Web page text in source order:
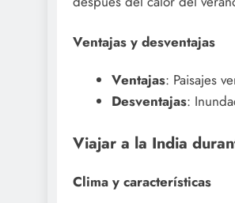
Ventajas y desventajas
Ventajas: Paisajes
Desventajas:
Viajar a la India
Clima y características